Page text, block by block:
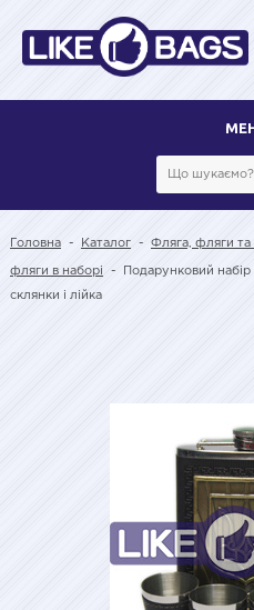
Головна - Каталог - Фляга, фляги
фляги в наборі - Подарунковий
склянки і лійка